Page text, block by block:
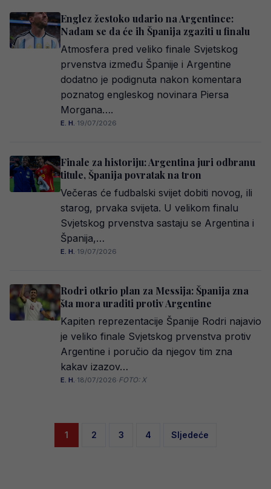
Englez žestoko udario na Argentince:
Nadam se da će ih Španija zgaziti u finalu
Atmosfera pred veliko finale Svjetskog
prvenstva između Španije i Argentine
dodatno je podignuta nakon komentara
poznatog engleskog novinara Piersa
Morgana….
E. H.·19/07/2026
Finale za historiju: Argentina juri odbranu
titule, Španija povratak na tron
Večeras će fudbalski svijet dobiti novog, ili
starog, prvaka svijeta. U velikom finalu
Svjetskog prvenstva sastaju se Argentina i
Španija,…
E. H.·19/07/2026
Rodri otkrio plan za Messija: Španija zna
šta mora uraditi protiv Argentine
Kapiten reprezentacije Španije Rodri najavio
je veliko finale Svjetskog prvenstva protiv
Argentine i poručio da njegov tim zna
kakav izazov…
E. H.·18/07/2026·FOTO: X
Posts
1 2 3 4 Sljedeće